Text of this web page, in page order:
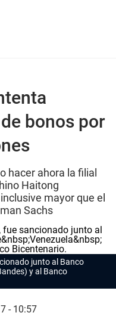
bonos por
hacer ahora la filial
Haitong
mayor que el
Sachs
junto al Banco
y al Banco
- 10:57